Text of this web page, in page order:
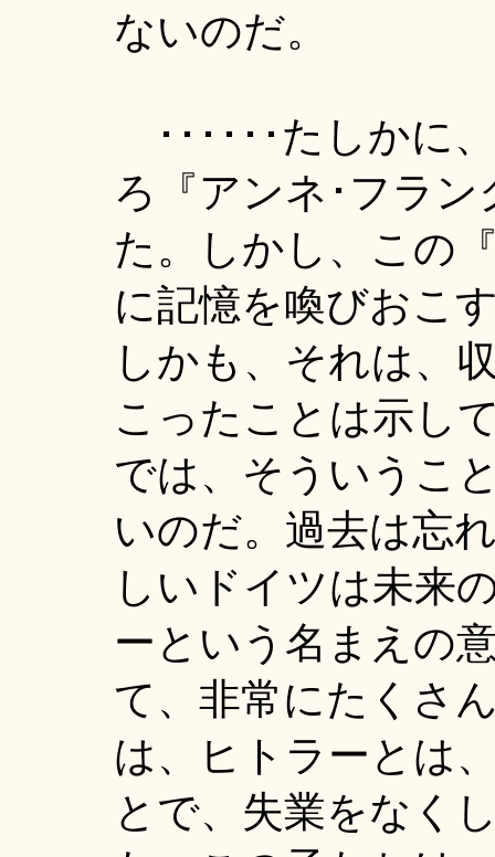
ないのだ。
･･････たしかに
ろ『アンネ･フラ
た。しかし、この
に記憶を喚びおこ
しかも、それは、
こったことは示し
では、そういうこ
いのだ。過去は忘
しいドイツは未来
ーという名まえの
て、非常にたくさ
は、ヒトラーとは
とで、失業をなく